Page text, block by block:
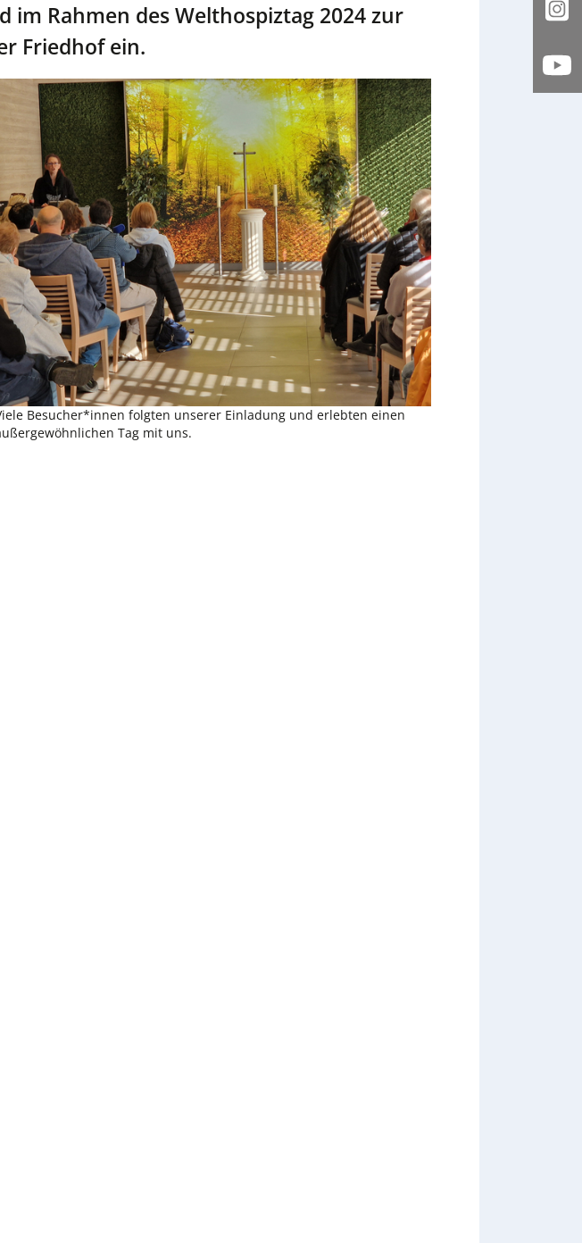
im Rahmen des Welthospiztag 2024 zur
Friedhof ein.
Besucher*innen folgten unserer Einladung und erlebten einen
Tag mit uns.